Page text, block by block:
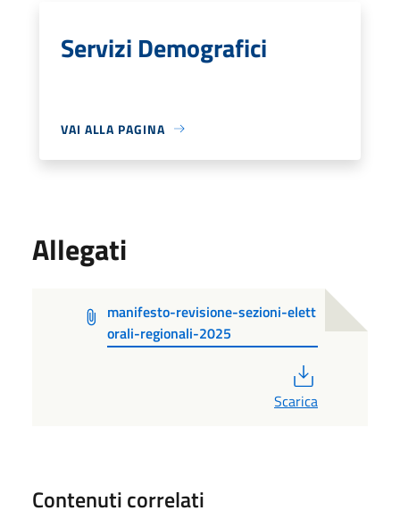
Servizi Demografici
VAI ALLA PAGINA
Allegati
manifesto-revisione-sezioni-elett
orali-regionali-2025
Scarica
Contenuti correlati